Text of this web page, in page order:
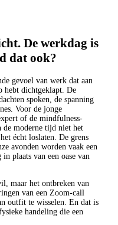
De werkdag is
dat ook?
gevoel van werk dat aan
hebt dichtgeklapt. De
spoken, de spanning
Voor de jonge
of de mindfulness-
de moderne tijd niet het
écht loslaten. De grens
avonden worden vaak een
plaats van een oase van
maar het ontbreken van
van een Zoom-call
outfit te wisselen. En dat is
handeling die een